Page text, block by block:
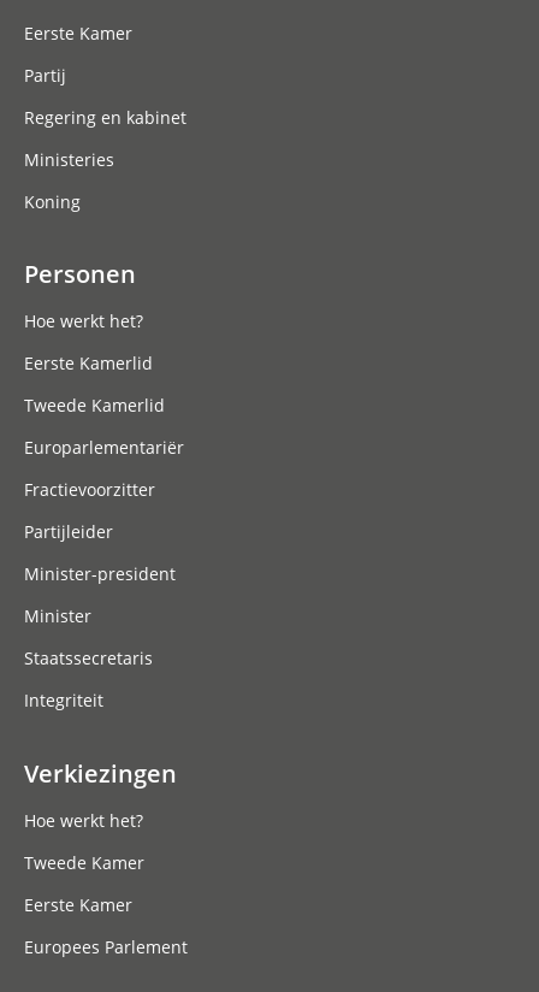
Eerste Kamer
Partij
Regering en kabinet
Ministeries
Koning
Personen
Hoe werkt het?
Eerste Kamerlid
Tweede Kamerlid
Europarlementariër
Fractievoorzitter
Partijleider
Minister-president
Minister
Staatssecretaris
Integriteit
Verkiezingen
Hoe werkt het?
Tweede Kamer
Eerste Kamer
Europees Parlement